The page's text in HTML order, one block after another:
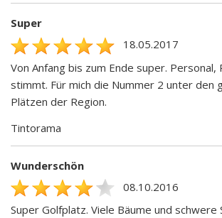
Super
18.05.2017
Von Anfang bis zum Ende super. Personal,
stimmt. Für mich die Nummer 2 unter den
Plätzen der Region.
Tintorama
Wunderschön
08.10.2016
Super Golfplatz. Viele Bäume und schwere